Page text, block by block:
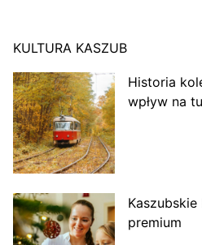
KULTURA KASZUB
Historia
wpływ na
premium